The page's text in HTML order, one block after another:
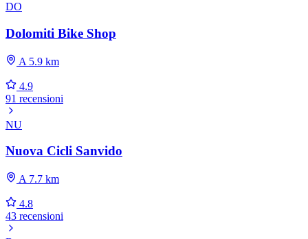
DO
Dolomiti Bike Shop
A 5.9 km
4.9
91 recensioni
NU
Nuova Cicli Sanvido
A 7.7 km
4.8
43 recensioni